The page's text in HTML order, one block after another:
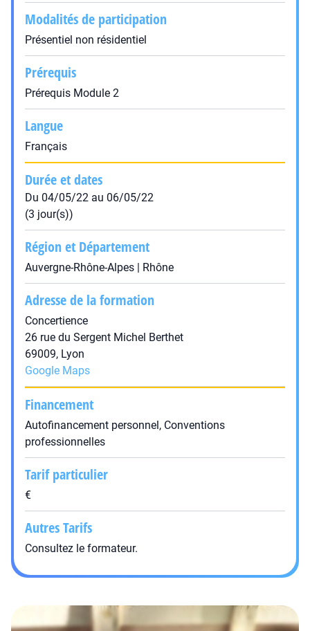
Modalités de participation
Présentiel non résidentiel
Prérequis
Prérequis Module 2
Langue
Français
Durée et dates
Du 04/05/22 au 06/05/22
(3 jour(s))
Région et Département
Auvergne-Rhône-Alpes | Rhône
Adresse de la formation
Concertience
26 rue du Sergent Michel Berthet
69009, Lyon
Google Maps
Financement
Autofinancement personnel, Conventions
professionnelles
Tarif particulier
€
Autres Tarifs
Consultez le formateur.